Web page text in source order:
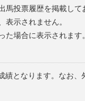
投票履歴を掲載して
示されません。
場合に表示されます。
となります。なお